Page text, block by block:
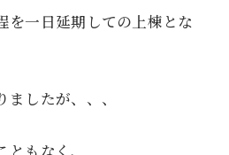
を一日延期しての上棟とな
したが、、、
もなく、